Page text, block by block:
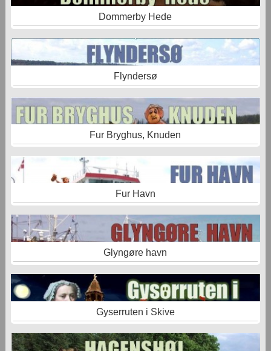
Dommerby Hede
Flyndersø
Fur Bryghus, Knuden
Fur Havn
Glyngøre havn
Gyserruten i Skive